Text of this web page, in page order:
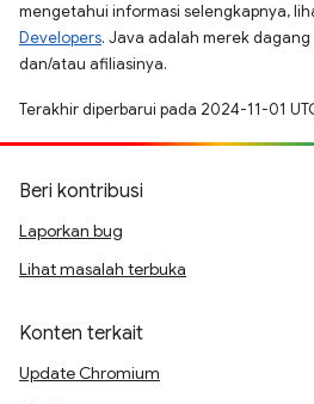
mengetahui informasi selengkapnya,
Developers. Java adalah merek
dan/atau afiliasinya.
Terakhir diperbarui pada 2024-11-01
Beri kontribusi
Laporkan bug
Lihat masalah terbuka
Konten terkait
Update Chromium